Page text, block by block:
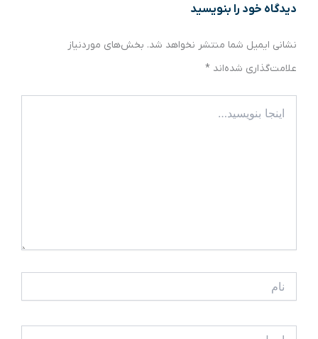
دیدگاه‌ خود را بنویسید
نشانی ایمیل شما منتشر نخواهد شد. بخش‌های موردنیاز
علامت‌گذاری شده‌اند *
بنویسید…